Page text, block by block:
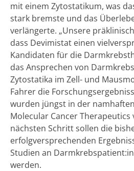
mit einem Zytostatikum, was
stark bremste und das
verlängerte. „Unsere
dass Devimistat einen
Kandidaten für die
das Ansprechen von
Zytostatika im Zell- und
Fahrer die
wurden jüngst in der
Molecular Cancer
nächsten Schritt sollen die
erfolgversprechenden
Studien an
werden.